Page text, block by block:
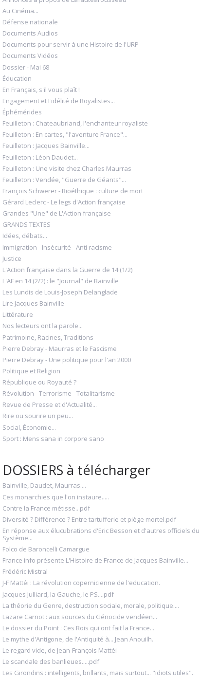
Au Cinéma...
Défense nationale
Documents Audios
Documents pour servir à une Histoire de l'URP
Documents Vidéos
Dossier - Mai 68
Éducation
En Français, s'il vous plaît !
Engagement et Fidélité de Royalistes...
Éphémérides
Feuilleton : Chateaubriand, l'enchanteur royaliste
Feuilleton : En cartes, "l'aventure France"...
Feuilleton : Jacques Bainville...
Feuilleton : Léon Daudet...
Feuilleton : Une visite chez Charles Maurras
Feuilleton : Vendée, "Guerre de Géants"...
François Schwerer - Bioéthique : culture de mort
Gérard Leclerc - Le legs d'Action française
Grandes "Une" de L'Action française
GRANDS TEXTES
Idées, débats...
Immigration - Insécurité - Anti racisme
Justice
L'Action française dans la Guerre de 14 (1/2)
L'AF en 14 (2/2) : le "Journal" de Bainville
Les Lundis de Louis-Joseph Delanglade
Lire Jacques Bainville
Littérature
Nos lecteurs ont la parole...
Patrimoine, Racines, Traditions
Pierre Debray - Maurras et le Fascisme
Pierre Debray - Une politique pour l'an 2000
Politique et Religion
République ou Royauté ?
Révolution - Terrorisme - Totalitarisme
Revue de Presse et d'Actualité...
Rire ou sourire un peu...
Social, Économie...
Sport : Mens sana in corpore sano
DOSSIERS à télécharger
Bainville, Daudet, Maurras....
Ces monarchies que l'on instaure.....
Contre la France métisse...pdf
Diversité ? Différence ? Entre tartufferie et piège mortel.pdf
En réponse aux élucubrations d'Eric Besson et d'autres officiels du
Système...
Folco de Baroncelli Camargue
France info présente L'Histoire de France de Jacques Bainville...
Frédéric Mistral
J-F Mattéi : La révolution copernicienne de l'education.
Jacques Julliard, la Gauche, le PS....pdf
La théorie du Genre, destruction sociale, morale, politique....
Lazare Carnot : aux sources du Génocide vendéen...
Le dossier du Point : Ces Rois qui ont fait la France...
Le mythe d'Antigone, de l'Antiquité à... Jean Anouilh.
Le regard vide, de Jean-François Mattéi
Le scandale des banlieues.....pdf
Les Girondins : intelligents, brillants, mais surtout... "idiots utiles".